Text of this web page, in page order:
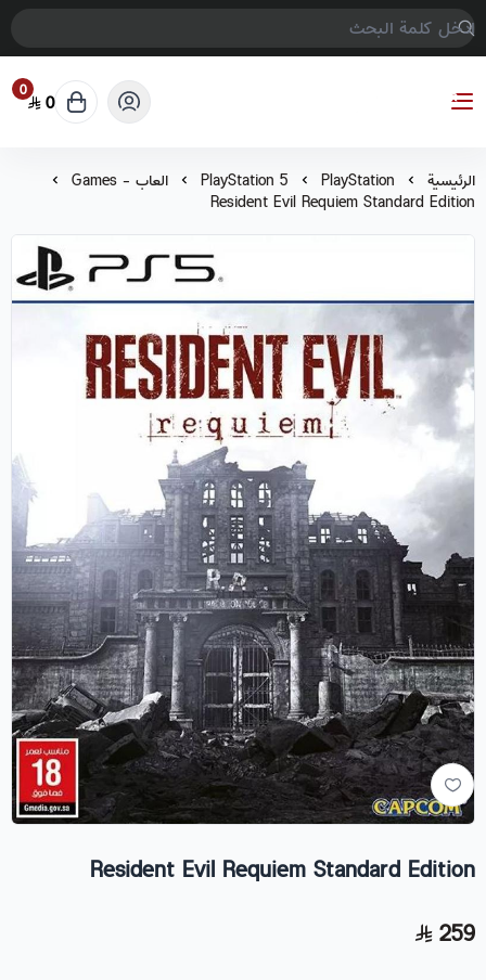
COMPTER GAMES
0 0
الرئيسية PlayStation
PlayStation 5 العاب - Games
Resident Evil Requiem Standard Edition
Resident Evil Requiem Standard Edition
259